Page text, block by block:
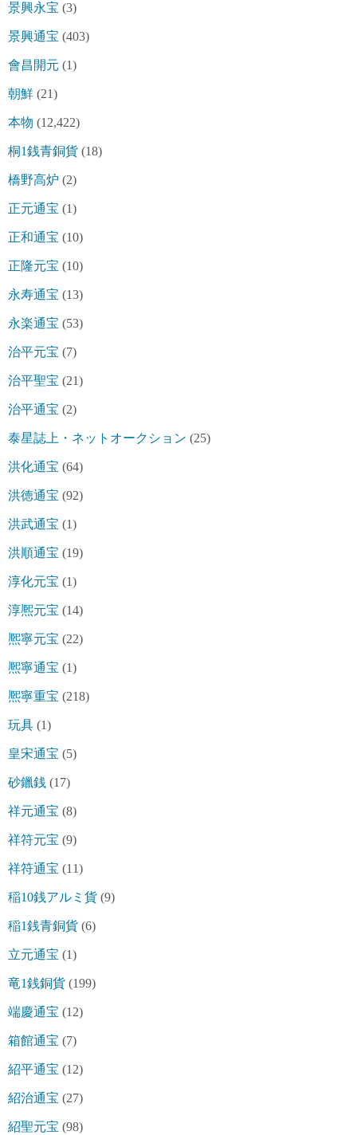
景興永宝 (3)
景興通宝 (403)
會昌開元 (1)
朝鮮 (21)
本物 (12,422)
桐1銭青銅貨 (18)
橋野高炉 (2)
正元通宝 (1)
正和通宝 (10)
正隆元宝 (10)
永寿通宝 (13)
永楽通宝 (53)
治平元宝 (7)
治平聖宝 (21)
治平通宝 (2)
泰星誌上・ネットオークション (25)
洪化通宝 (64)
洪徳通宝 (92)
洪武通宝 (1)
洪順通宝 (19)
淳化元宝 (1)
淳熈元宝 (14)
熈寧元宝 (22)
熈寧通宝 (1)
熈寧重宝 (218)
玩具 (1)
皇宋通宝 (5)
砂鑞銭 (17)
祥元通宝 (8)
祥符元宝 (9)
祥符通宝 (11)
稲10銭アルミ貨 (9)
稲1銭青銅貨 (6)
立元通宝 (1)
竜1銭銅貨 (199)
端慶通宝 (12)
箱館通宝 (7)
紹平通宝 (12)
紹治通宝 (27)
紹聖元宝 (98)